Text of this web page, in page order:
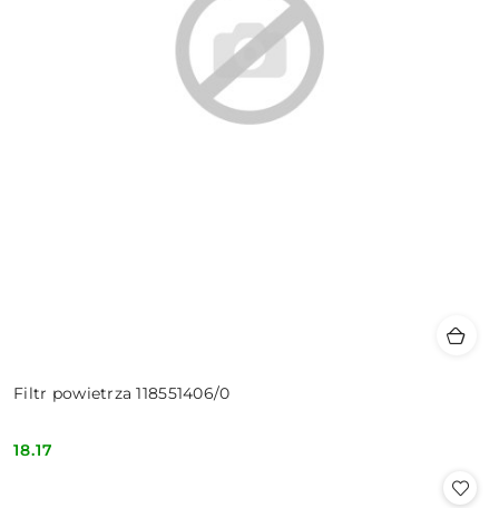
Filtr powietrza 118551406/0
Cena:
18.17